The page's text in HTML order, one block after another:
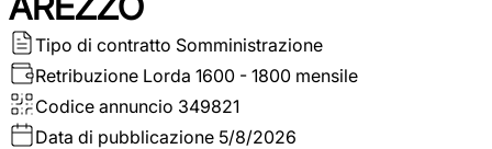
Tipo di contratto Somministrazione
Retribuzione Lorda 1600 - 1800 mensile
Codice annuncio 349821
Data di pubblicazione 5/8/2026